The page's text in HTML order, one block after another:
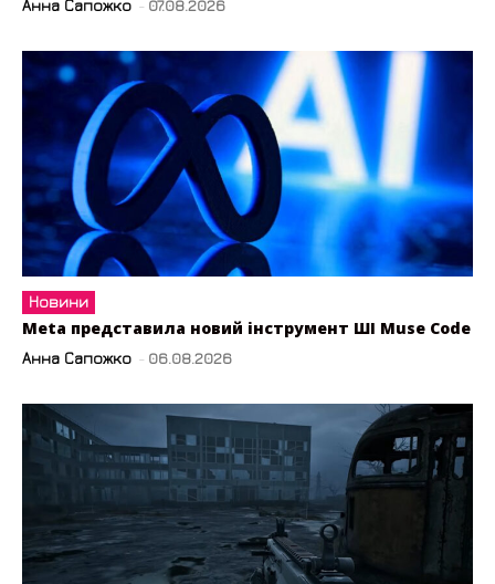
Анна Сапожко - 07.08.2026
Новини
Meta представила новий інструмент ШІ Muse Code
Анна Сапожко - 06.08.2026